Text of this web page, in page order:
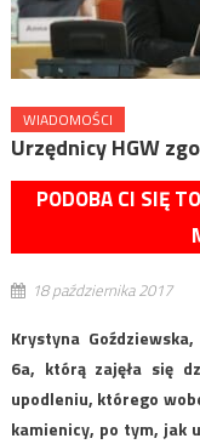
WIADOMOŚCI
Urzędnicy HGW
PODOBA CI SIĘ
18 października 2017
Krystyna
6a, którą zajęła się
upodleniu, którego
kamienicy, po tym, jak